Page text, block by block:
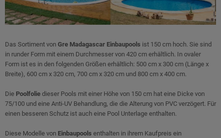
Das Sortiment von Gre Madagascar Einbaupools ist 150 cm hoch. Sie sind
in runder Form mit einem Durchmesser von 420 cm erhältlich. In ovaler
Form ist es in den folgenden Größen erhältlich: 500 cm x 300 cm (Länge x
Breite), 600 cm x 320 cm, 700 cm x 320 cm und 800 cm x 400 cm.
Die Poolfolie dieser Pools mit einer Höhe von 150 cm hat eine Dicke von
75/100 und eine Anti-UV Behandlung, die die Alterung von PVC verzögert. Für
einen besseren Schutz ist auch eine Pool Unterlage enthalten.
Diese Modelle von Einbaupools enthalten in ihrem Kaufpreis ein